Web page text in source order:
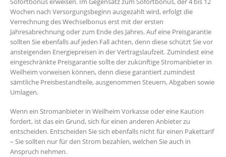
Wochen nach Versorgungsbeginn ausgezahlt wird, erfolgt die
Verrechnung des Wechselbonus erst mit der ersten
Jahresabrechnung oder zum Ende des Jahres. Auf eine Preisgarantie
sollten Sie ebenfalls auf jeden Fall achten, denn diese schützt Sie vor
ansteigenden Energiepreisen in der Vertragslaufzeit. Zumindest eine
eingeschränkte Preisgarantie sollte der zukünftige Stromanbieter in
Weilheim vorweisen können, denn diese garantiert zumindest
sämtliche Preisbestandteile, ausgenommen Steuern, Abgaben sowie
Umlagen.
Wenn ein Stromanbieter in Weilheim Vorkasse oder eine Kaution
fordert, ist das ein Grund, sich für einen anderen Anbieter zu
entscheiden. Entscheiden Sie sich ebenfalls nicht für einen Pakettarif
– Sie sollten nur für den Strom bezahlen, welchen Sie auch in
Anspruch nehmen.